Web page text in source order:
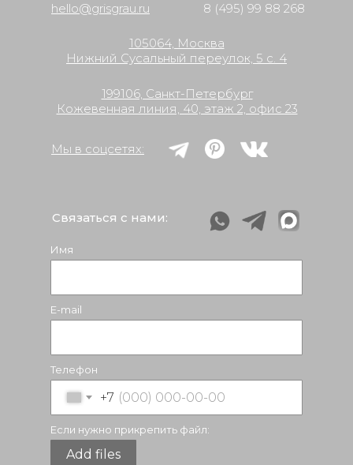
199106, Cанкт-Петербург
Кожевенная линия, 40, этаж 2, офис 23
Мы в соцсетях:
105064, Москва
Нижний Сусальный переулок, 5 с. 4
Связаться с нами:
Имя
E-mail
Телефон
+7
Если нужно прикрепить файл:
Add files
8 (495) 99 88 268
hello@grisgrau.ru